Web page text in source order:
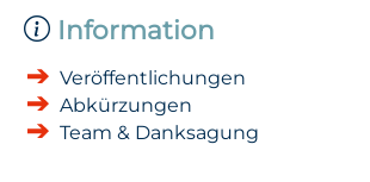
Information
Veröffentlichungen
Abkürzungen
Team & Danksagung